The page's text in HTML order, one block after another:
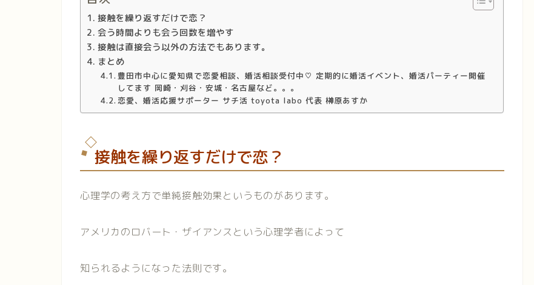
接触を繰り返すだけで恋？
会う時間よりも会う回数を増やす
接触は直接会う以外の方法でもあります。
まとめ
豊田市中心に愛知県で恋愛相談、婚活相談受付中♡ 定期的に婚活イベント、婚活パーティー開催
してます 岡崎・刈谷・安城・名古屋など。。。
恋愛、婚活応援サポーター サチ活 toyota labo 代表 榊原あすか
接触を繰り返すだけで恋？
心理学の考え方で単純接触効果というものがあります。
アメリカのロバート・ザイアンスという心理学者によって
知られるようになった法則です。